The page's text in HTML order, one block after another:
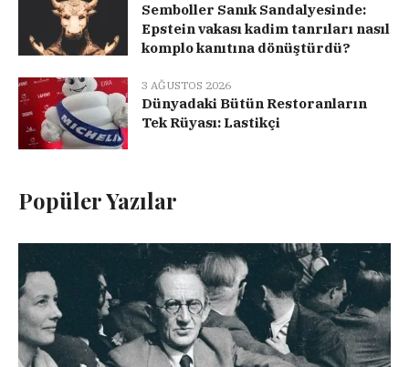
Semboller Sanık Sandalyesinde:
Epstein vakası kadim tanrıları nasıl
komplo kanıtına dönüştürdü?
3 AĞUSTOS 2026
Dünyadaki Bütün Restoranların
Tek Rüyası: Lastikçi
Popüler Yazılar